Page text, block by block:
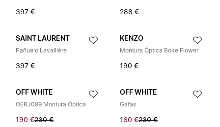
397 € 288 €
SAINT LAURENT
Pañuelo Lavallière
397 €
KENZO
Montura Óptica Boke Flower
190 €
OFF WHITE
OERJ089 Montura Óptica
190 €230 €
OFF WHITE
Gafas
160 €230 €